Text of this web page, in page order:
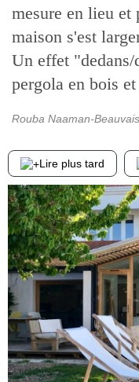
mesure en lieu et
maison s'est
Un effet "dedans/
pergola en bois
Rouba Naaman-Beauvais
Lire plus tard